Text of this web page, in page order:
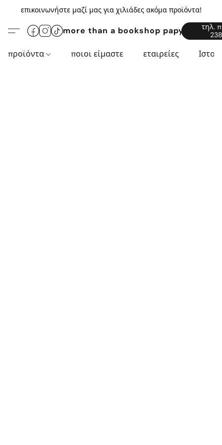
επικοινωνήστε μαζί μας για χιλιάδες ακόμα προϊόντα!
more than a bookshop
τηλ.
προϊόντα ποιοι είμαστε εταιρείες